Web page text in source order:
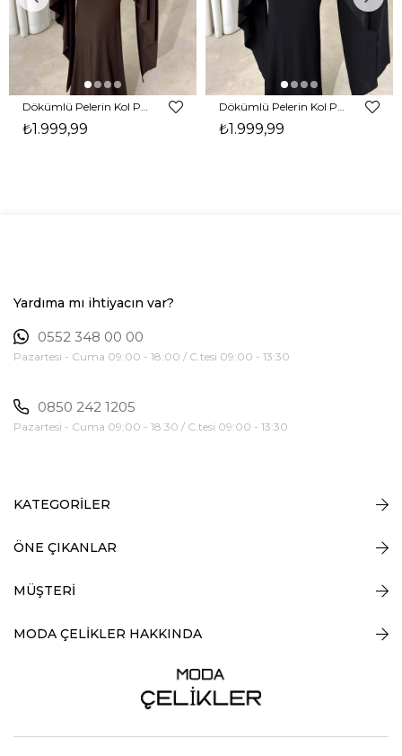
₺1.999,99 ₺1.999,99
Yardıma mı ihtiyacın var?
0552 348 00 00
Pazartesi - Cuma 09:00 - 18:00 / C.tesi 09:00 - 13:30
0850 242 1205
Pazartesi - Cuma 09:00 - 18:30 / C.tesi 09:00 - 13:30
KATEGORİLER
ÖNE ÇIKANLAR
MÜŞTERİ
MODA ÇELİKLER HAKKINDA